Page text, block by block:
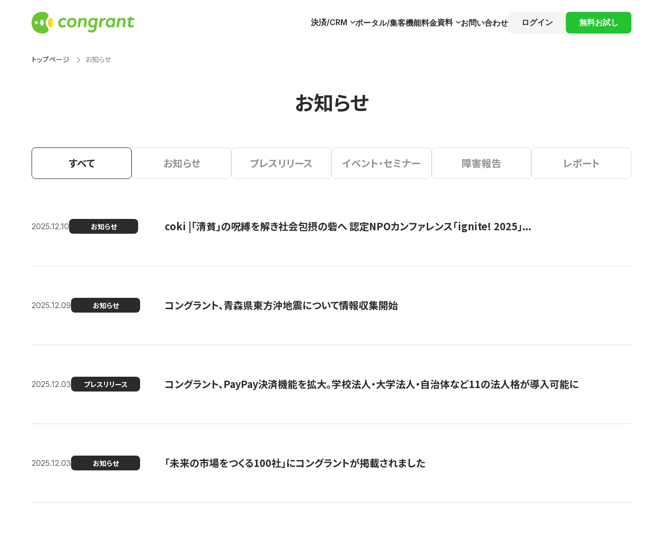
決済/CRM ポータル/集客機能料金資料 お問い合わせ ログイン 無料お試し
トップページ お知らせ
お知らせ
すべて お知らせ プレスリリース イベント・セミナー 障害報告 レポート
2025.12.10 お知らせ coki |「清貧」の呪縛を解き社会包摂の砦へ 認定NPOカンファレンス「ignite! 2025」...
2025.12.09 お知らせ コングラント、青森県東方沖地震について情報収集開始
2025.12.03 プレスリリース コングラント、PayPay決済機能を拡大。学校法人・大学法人・自治体など11の法人格が導入可能に
2025.12.03 お知らせ 「未来の市場をつくる100社」にコングラントが掲載されました